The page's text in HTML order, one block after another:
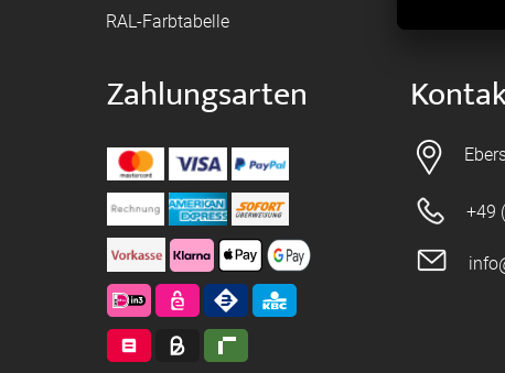
RAL-Farbtabelle
Zahlungsarten
+49